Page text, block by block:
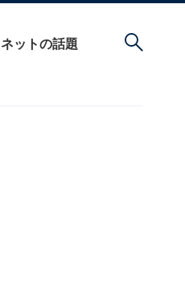
ネットの話題